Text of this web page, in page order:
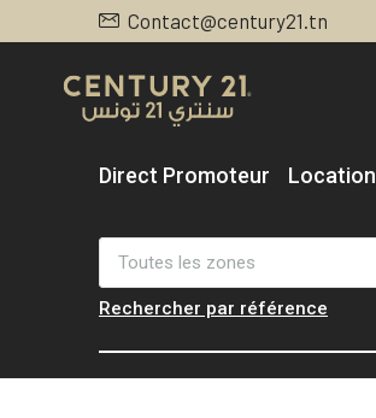
Contact@century21.tn
Direct Promoteur Location
Toutes les zones
Rechercher par référence